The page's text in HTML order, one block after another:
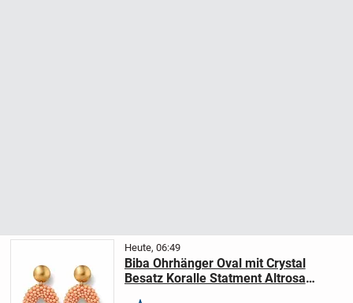
Heute, 06:49
Biba Ohrhänger Oval mit Crystal
Besatz Koralle Statment Altrosa